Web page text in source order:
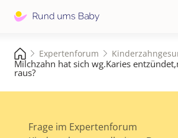
Expertenforum
Milchzahn hat sich wg.Karies
raus?
Frage im Expertenforum